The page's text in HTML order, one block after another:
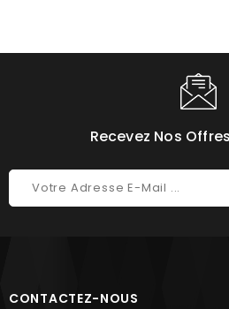
Recevez Nos
CONTACTEZ-NOUS